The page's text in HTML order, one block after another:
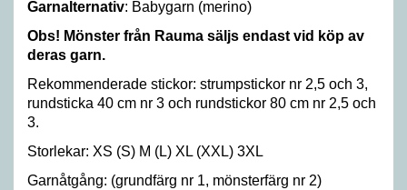
Garnalternativ: Babygarn (merino)
Obs! Mönster från Rauma säljs endast vid köp av
deras garn.
Rekommenderade stickor: strumpstickor nr 2,5 och 3,
rundsticka 40 cm nr 3 och rundstickor 80 cm nr 2,5 och
3.
Storlekar: XS (S) M (L) XL (XXL) 3XL
Garnåtgång: (grundfärg nr 1, mönsterfärg nr 2)